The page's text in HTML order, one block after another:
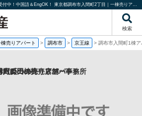
調布市入間町1棟アパート！融資相談受付中！中国語＆EngOK！ 東京都調布市入間町2丁目｜一棟売りアパート｜投資物件や収益物件｜株式会社リタ不動産
検索
棟売りアパート > 調布市 > 京王線 > 調布市入間町1棟
反田の売り店舗・事務所
町の一棟売りアパート
六反田の
町の一棟売りアパート